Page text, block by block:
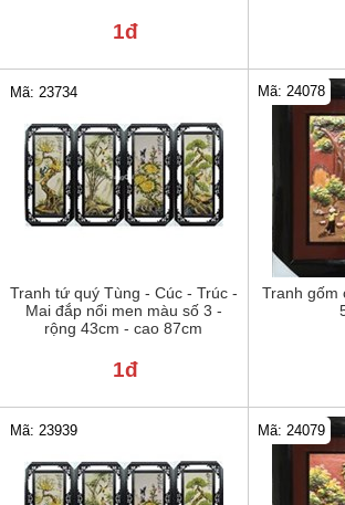
1đ
Tranh tứ quý Tùng - Cúc - Trúc -
Mai đắp nổi men màu số 3 -
rộng 43cm - cao 87cm
Mã: 23734
1đ
Tranh gốm
Mã: 24078
Mã: 23939 Mã: 24079